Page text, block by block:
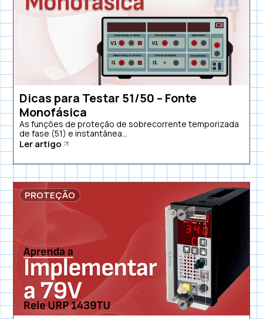
Dicas para Testar 51/50 – Fonte
Monofásica
As funções de proteção de sobrecorrente temporizada
de fase (51) e instantânea...
Ler artigo
PROTEÇÃO